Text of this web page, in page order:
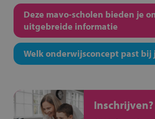
Deze mavo-scholen bieden je
uitgebreide informatie
Welk onderwijsconcept past bij
Inschrijven?